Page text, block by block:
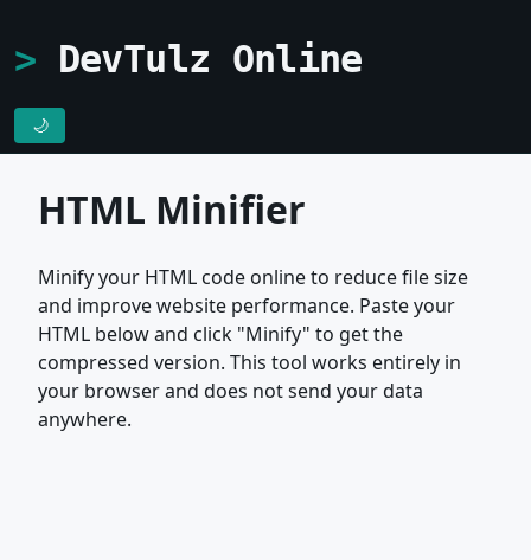
DevTulz Online
🌙
HTML Minifier
Minify your HTML code online to reduce file size
and improve website performance. Paste your
HTML below and click "Minify" to get the
compressed version. This tool works entirely in
your browser and does not send your data
anywhere.